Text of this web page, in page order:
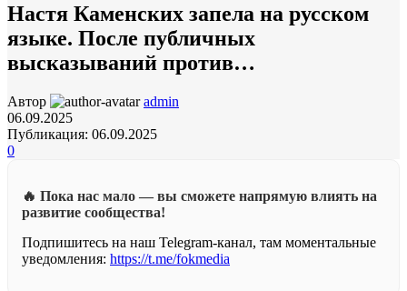
Настя Каменских запела на русском
языке. После публичных
высказываний против…
Автор
admin
06.09.2025
Публикация: 06.09.2025
0
🔥 Пока нас мало — вы сможете напрямую влиять на
развитие сообщества!
Подпишитесь на наш Telegram-канал, там моментальные
уведомления: https://t.me/fokmedia